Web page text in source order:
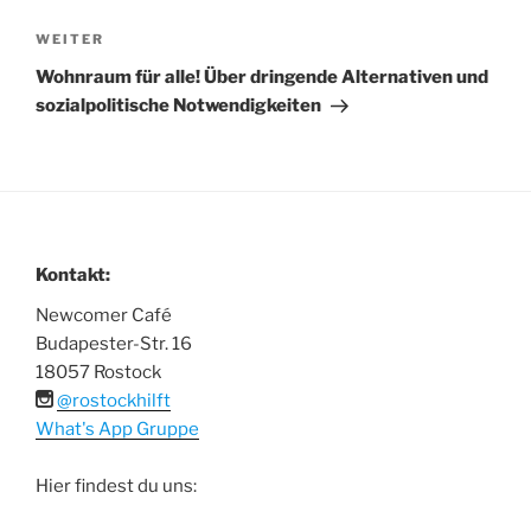
Nächster
Beitrag
WEITER
Wohnraum für alle! Über dringende Alternativen und
sozialpolitische Notwendigkeiten
Kontakt:
Newcomer Café
Budapester-Str. 16
18057 Rostock
@rostockhilft
What's App Gruppe
Hier findest du uns: